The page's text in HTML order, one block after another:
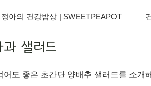
아의 건강밥상 | SWEETPEAPOT
샐러드
어도 좋은 초간단 양배추 샐러드를 소개